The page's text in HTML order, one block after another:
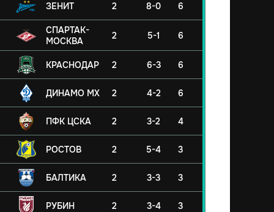
ЗЕНИТ 2 8-0 6
СПАРТАК-
МОСКВА
2 5-1 6
КРАСНОДАР 2 6-3 6
ДИНАМО МХ 2 4-2 6
ПФК ЦСКА 2 3-2 4
РОСТОВ 2 5-4 3
БАЛТИКА 2 3-3 3
РУБИН 2 3-4 3